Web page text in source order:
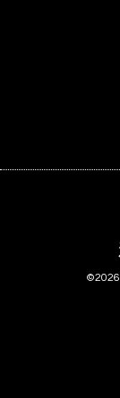
©2026